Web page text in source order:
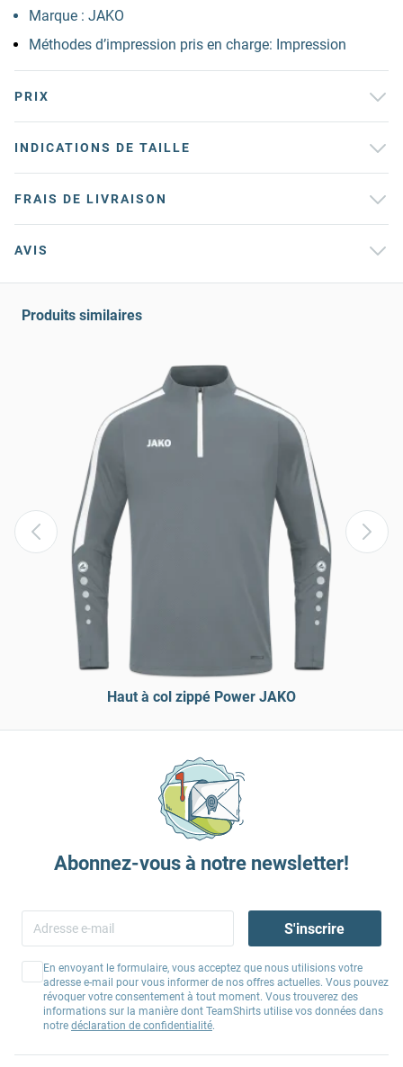
Marque : JAKO
Méthodes d’impression pris en charge: Impression
PRIX
INDICATIONS DE TAILLE
FRAIS DE LIVRAISON
AVIS
Produits similaires
Haut à col zippé Power JAKO
Abonnez-vous à notre newsletter!
S'inscrire
En envoyant le formulaire, vous acceptez que nous utilisions votre
adresse e-mail pour vous informer de nos offres actuelles. Vous pouvez
révoquer votre consentement à tout moment. Vous trouverez des
informations sur la manière dont TeamShirts utilise vos données dans
notre déclaration de confidentialité.